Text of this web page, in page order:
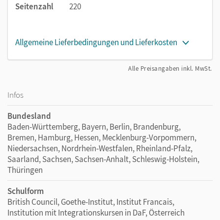
Seitenzahl
220
Allgemeine Lieferbedingungen und Lieferkosten
Alle Preisangaben inkl. MwSt.
Infos
Bundesland
Baden-Württemberg, Bayern, Berlin, Brandenburg,
Bremen, Hamburg, Hessen, Mecklenburg-Vorpommern,
Niedersachsen, Nordrhein-Westfalen, Rheinland-Pfalz,
Saarland, Sachsen, Sachsen-Anhalt, Schleswig-Holstein,
Thüringen
Schulform
British Council, Goethe-Institut, Institut Francais,
Institution mit Integrationskursen in DaF, Österreich